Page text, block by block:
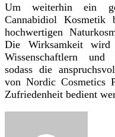
Um weiterhin ein
Cannabidiol Kosmetik
hochwertigen
Die Wirksamkeit wird
Wissenschaftlern und
sodass die
von Nordic Cosmetics
Zufriedenheit bedient